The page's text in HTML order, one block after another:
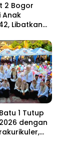
2 Bogor
Anak
Libatkan
untuk
1 Tutup
dengan